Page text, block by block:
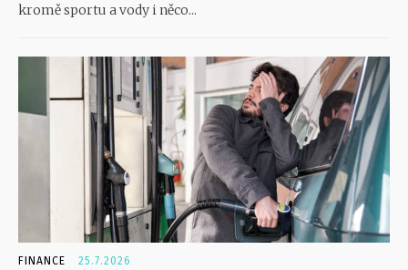
kromě sportu a vody i něco...
FINANCE 25.7.2026